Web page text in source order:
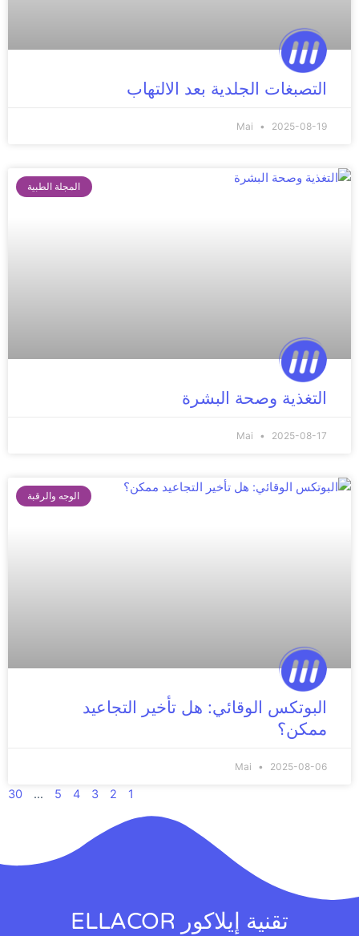
التصبغات الجلدية بعد الالتهاب
Mai 2025-08-19
المجلة الطبية
التغذية وصحة البشرة
Mai 2025-08-17
الوجه والرقبة
البوتكس الوقائي: هل تأخير التجاعيد
ممكن؟
Mai 2025-08-06
1
2
3
4
5
…
30
تقنية إيلاكور ELLACOR